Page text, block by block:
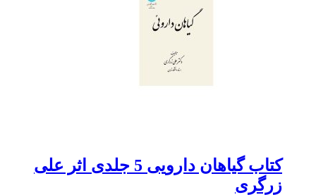
کتاب گیاهان دارویی 5 جلدی اثر علی
زرگری